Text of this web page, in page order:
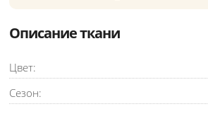
Описание ткани
Цвет:
Сезон: